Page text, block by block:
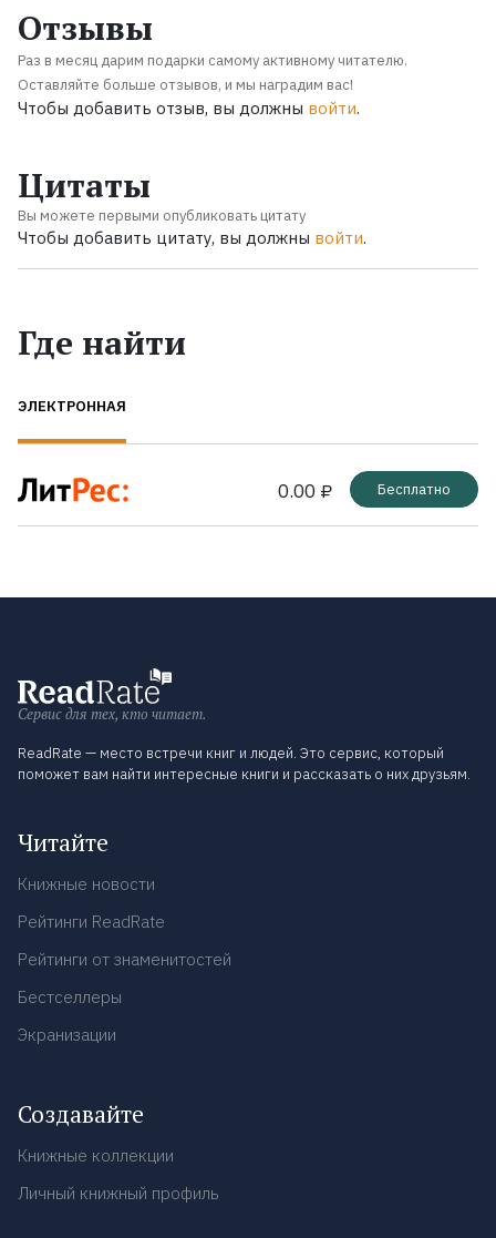
Отзывы
Раз в месяц дарим подарки самому активному читателю.
Оставляйте больше отзывов, и мы наградим вас!
Чтобы добавить отзыв, вы должны войти.
Цитаты
Вы можете первыми опубликовать цитату
Чтобы добавить цитату, вы должны войти.
Где найти
ЭЛЕКТРОННАЯ
0.00 ₽ Бесплатно
Сервис для тех, кто читает.
ReadRate — место встречи книг и людей. Это сервис, который
поможет вам найти интересные книги и рассказать о них друзьям.
Читайте
Книжные новости
Рейтинги ReadRate
Рейтинги от знаменитостей
Бестселлеры
Экранизации
Создавайте
Книжные коллекции
Личный книжный профиль